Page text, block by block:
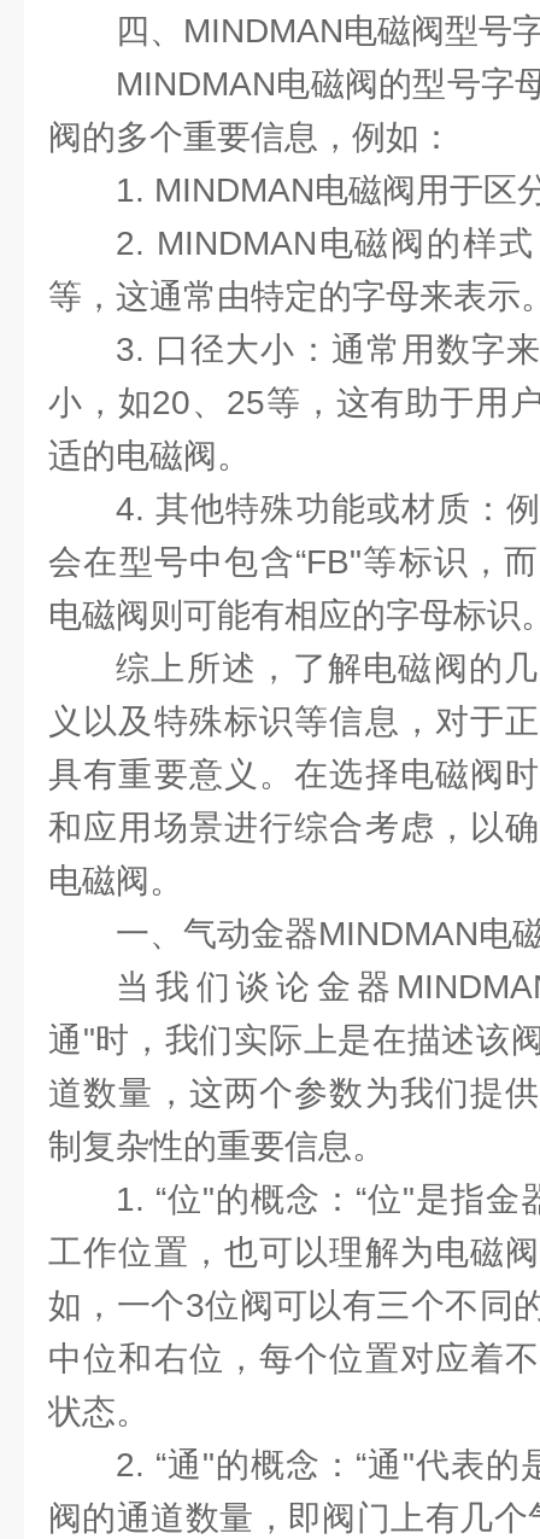
四、MINDMAN电磁阀型号
MINDMAN电磁阀的型号字
阀的多个重要信息，例如：
1. MINDMAN电磁阀用于区
2. MINDMAN电磁阀的样
等，这通常由特定的字母来表示
3. 口径大小：通常用数字
小，如20、25等，这有助于用
适的电磁阀。
4. 其他特殊功能或材质：
会在型号中包含“FB"等标识，
电磁阀则可能有相应的字母标识
综上所述，了解电磁阀的
义以及特殊标识等信息，对于
具有重要意义。在选择电磁阀
和应用场景进行综合考虑，以
电磁阀。
一、气动金器MINDMAN电
当我们谈论金器
通"时，我们实际上是在描述该
道数量，这两个参数为我们提
制复杂性的重要信息。
1. “位"的概念：“位"是指金
工作位置，也可以理解为电磁
如，一个3位阀可以有三个不同
中位和右位，每个位置对应着
状态。
2. “通"的概念：“通"代表的
阀的通道数量，即阀门上有几